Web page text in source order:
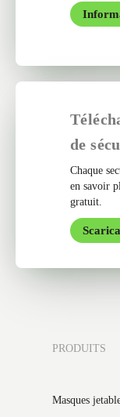
de
Chaque
en savoir
gratuit.
Scarica
PRODUITS
Masques